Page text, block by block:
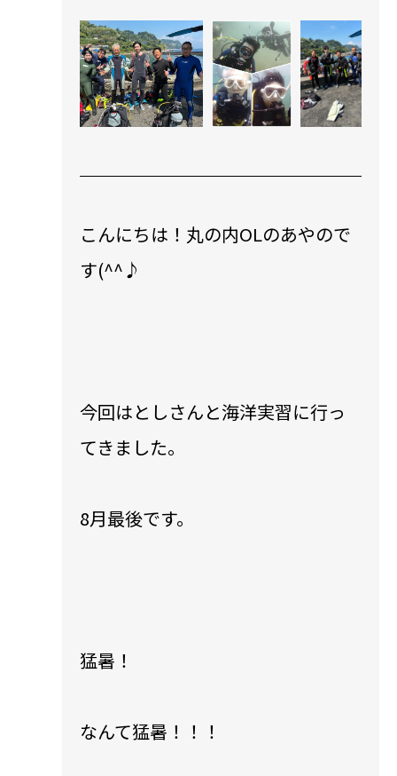
こんにちは！丸の内OLのあやので
す(^^♪
今回はとしさんと海洋実習に行っ
てきました。
8月最後です。
猛暑！
なんて猛暑！！！